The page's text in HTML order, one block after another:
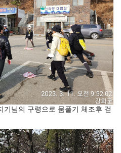
기님의 구령으로 뭄풀기 체조후 걷